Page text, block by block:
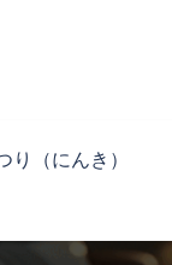
り（にんき）